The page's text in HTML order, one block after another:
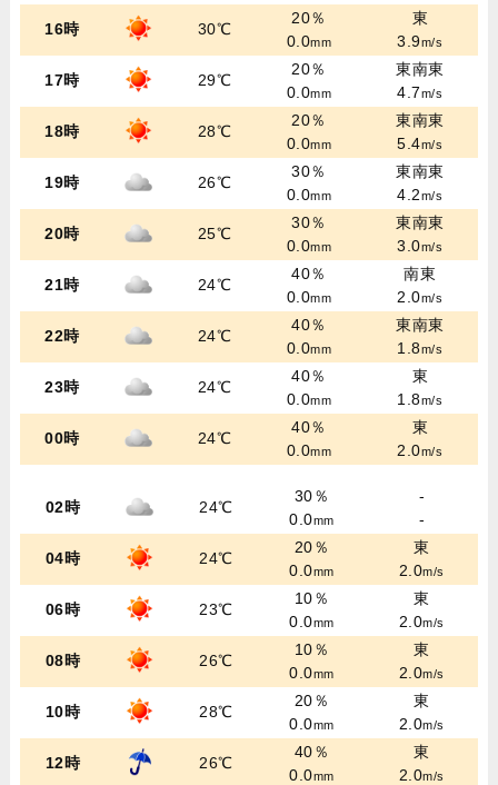
16時 30℃
20％
0.0mm
東
3.9m/s
17時 29℃
20％
0.0mm
東南東
4.7m/s
18時 28℃
20％
0.0mm
東南東
5.4m/s
19時 26℃
30％
0.0mm
東南東
4.2m/s
20時 25℃
30％
0.0mm
東南東
3.0m/s
21時 24℃
40％
0.0mm
南東
2.0m/s
22時 24℃
40％
0.0mm
東南東
1.8m/s
23時 24℃
40％
0.0mm
東
1.8m/s
00時 24℃
40％
0.0mm
東
2.0m/s
02時 24℃
30％
0.0mm
-
-
04時 24℃
20％
0.0mm
東
2.0m/s
06時 23℃
10％
0.0mm
東
2.0m/s
08時 26℃
10％
0.0mm
東
2.0m/s
10時 28℃
20％
0.0mm
東
2.0m/s
12時 26℃
40％
0.0mm
東
2.0m/s